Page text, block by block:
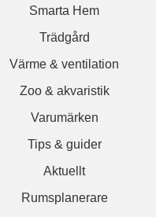
Smarta Hem
Trädgård
Värme & ventilation
Zoo & akvaristik
Varumärken
Tips & guider
Aktuellt
Rumsplanerare